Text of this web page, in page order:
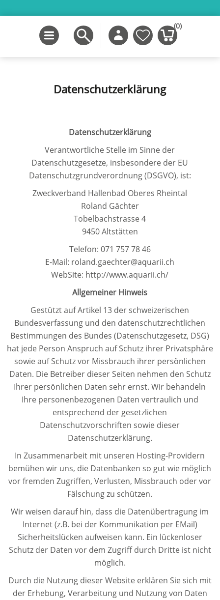
(0)
Datenschutzerklärung
Datenschutzerklärung
Verantwortliche Stelle im Sinne der
Datenschutzgesetze, insbesondere der EU
Datenschutzgrundverordnung (DSGVO), ist:
Zweckverband Hallenbad Oberes Rheintal
Roland Gächter
Tobelbachstrasse 4
9450 Altstätten
Telefon: 071 757 78 46
E-Mail: roland.gaechter@aquarii.ch
WebSite: http://www.aquarii.ch/
Allgemeiner Hinweis
Gestützt auf Artikel 13 der schweizerischen
Bundesverfassung und den datenschutzrechtlichen
Bestimmungen des Bundes (Datenschutzgesetz, DSG)
hat jede Person Anspruch auf Schutz ihrer Privatsphäre
sowie auf Schutz vor Missbrauch ihrer persönlichen
Daten. Die Betreiber dieser Seiten nehmen den Schutz
Ihrer persönlichen Daten sehr ernst. Wir behandeln
Ihre personenbezogenen Daten vertraulich und
entsprechend der gesetzlichen
Datenschutzvorschriften sowie dieser
Datenschutzerklärung.
In Zusammenarbeit mit unseren Hosting-Providern
bemühen wir uns, die Datenbanken so gut wie möglich
vor fremden Zugriffen, Verlusten, Missbrauch oder vor
Fälschung zu schützen.
Wir weisen darauf hin, dass die Datenübertragung im
Internet (z.B. bei der Kommunikation per EMail)
Sicherheitslücken aufweisen kann. Ein lückenloser
Schutz der Daten vor dem Zugriff durch Dritte ist nicht
möglich.
Durch die Nutzung dieser Website erklären Sie sich mit
der Erhebung, Verarbeitung und Nutzung von Daten